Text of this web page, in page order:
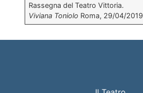
Rassegna del Teatro Vittoria.
Viviana Toniolo Roma, 29/04/2019